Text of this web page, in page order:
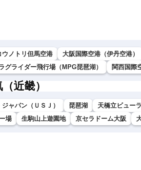
ウノトリ但馬空港
大阪国際空港（伊丹空港）
グライダー飛行場（MPG琵琶湖） 関西国際
近畿）
ャパン（ＵＳＪ） 琵琶湖
天橋立ビュー
場 生駒山上遊園地 京セラドーム大阪